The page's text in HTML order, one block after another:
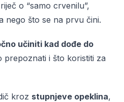
o “samo crvenilu”,
nego što se na prvu čini.
učiniti kad dođe do
prepoznati i što koristiti za
kroz stupnjeve opeklina,